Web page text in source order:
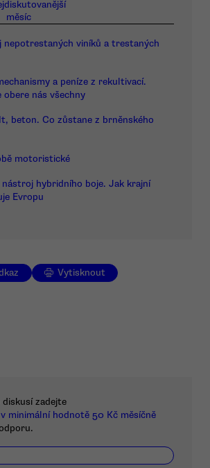
měsíc
nepotrestaných viníků a trestaných
a peníze z rekultivací.
obere nás všechny
beton. Co zůstane z brněnského
motoristické
nástroj hybridního boje. Jak krajní
Evropu
Vytisknout
zadejte
minimální hodnotě 50 Kč měsíčně